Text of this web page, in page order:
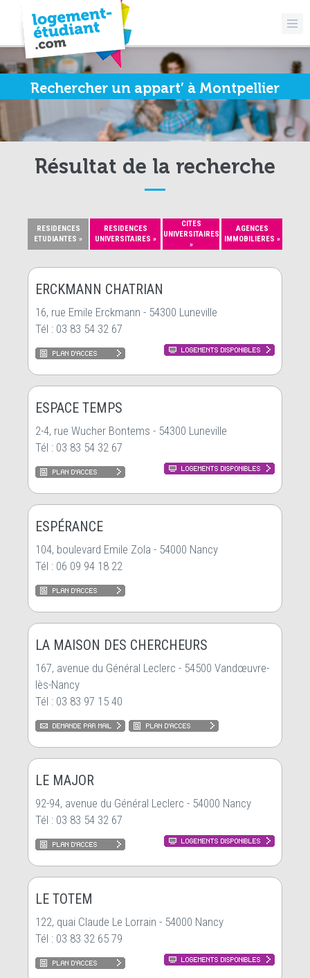
Rechercher un appart’ à Montpellier
Résultat de la recherche
RESIDENCES
ETUDIANTES »
RESIDENCES
UNIVERSITAIRES »
CITES
UNIVERSITAIRES
»
AGENCES
IMMOBILIERES »
ERCKMANN CHATRIAN
16, rue Emile Erckmann - 54300 Luneville
Tél : 03 83 54 32 67
ESPACE TEMPS
2-4, rue Wucher Bontems - 54300 Luneville
Tél : 03 83 54 32 67
ESPÉRANCE
104, boulevard Emile Zola - 54000 Nancy
Tél : 06 09 94 18 22
LA MAISON DES CHERCHEURS
167, avenue du Général Leclerc - 54500 Vandœuvre-
lès-Nancy
Tél : 03 83 97 15 40
LE MAJOR
92-94, avenue du Général Leclerc - 54000 Nancy
Tél : 03 83 54 32 67
LE TOTEM
122, quai Claude Le Lorrain - 54000 Nancy
Tél : 03 83 32 65 79